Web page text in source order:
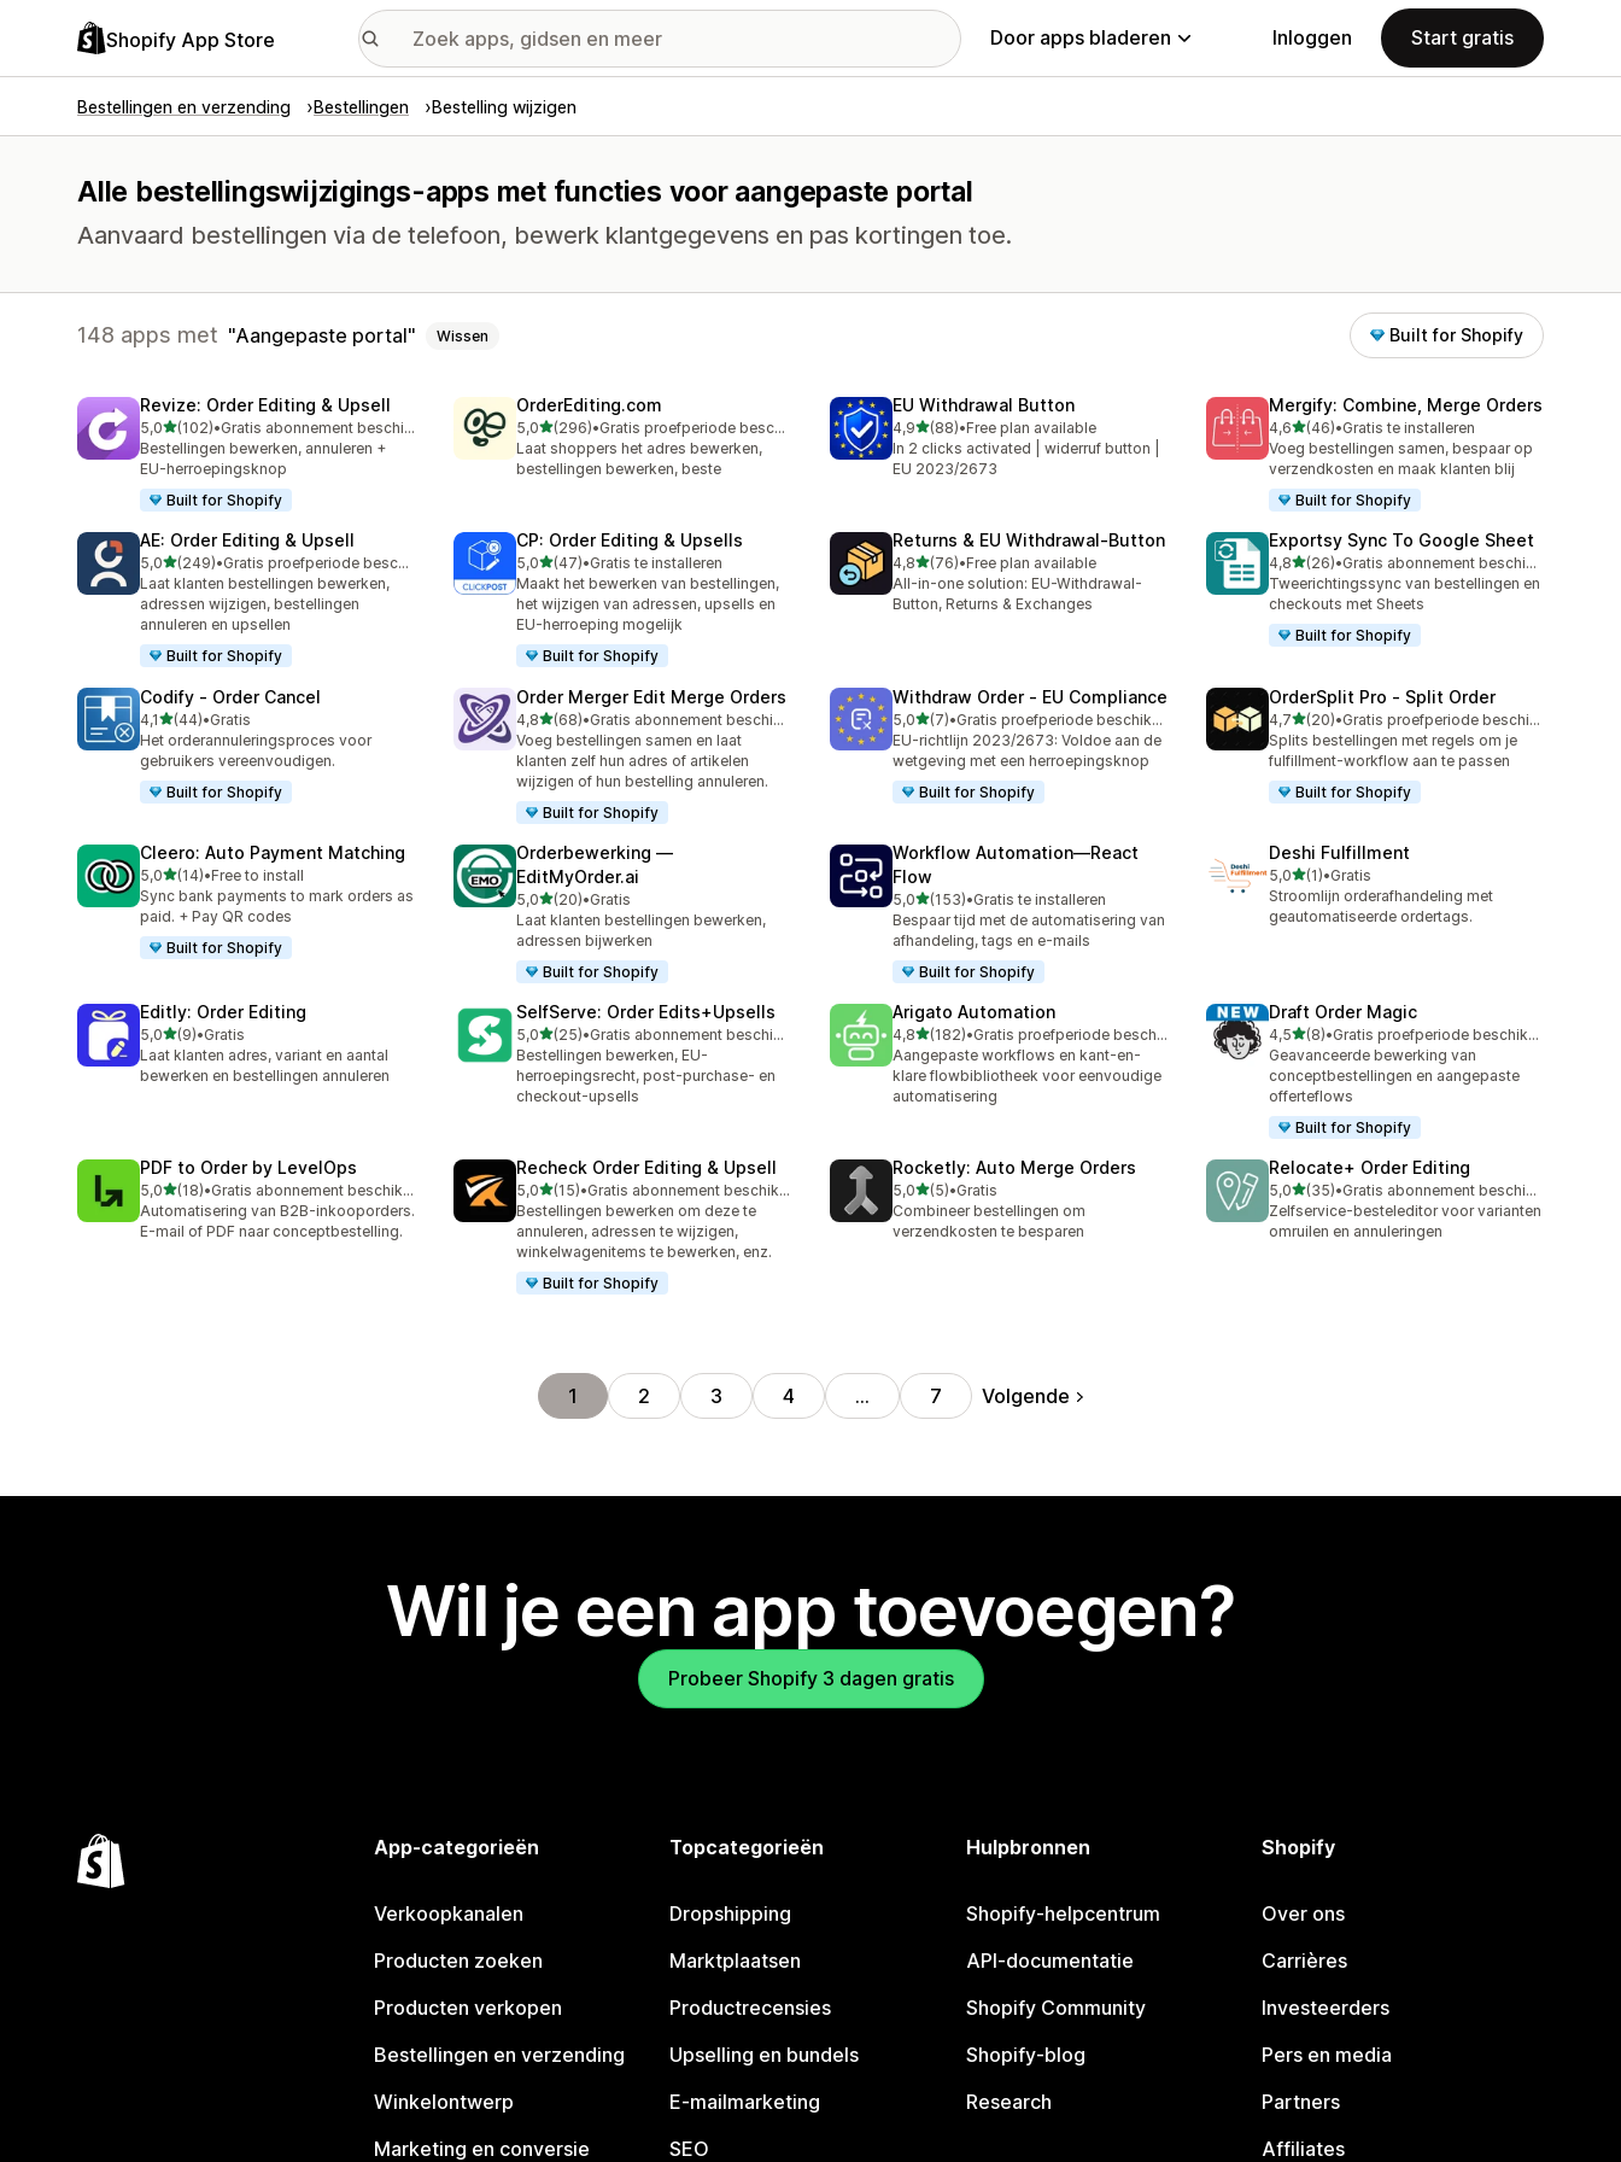
Shopify App Store Door apps bladeren Inloggen Start gratis
Bestellingen en verzending Bestellingen Bestelling wijzigen
Alle bestellingswijzigings-apps met functies voor aangepaste portal
Aanvaard bestellingen via de telefoon, bewerk klantgegevens en pas kortingen toe.
148 apps met Aangepaste portal Wissen Built for Shopify
Revize: Order Editing & Upsell
5,0van 5 sterren
(102)
102 recensies in totaal
•
Gratis abonnement beschikbaar
Bestellingen bewerken, annuleren +
EU-herroepingsknop
Built for Shopify
OrderEditing.com
5,0van 5 sterren
(296)
296 recensies in totaal
•
Gratis proefperiode beschikbaar
Laat shoppers het adres bewerken,
bestellingen bewerken, beste
EU Withdrawal Button
4,9van 5 sterren
(88)
88 recensies in totaal
•Free plan available
In 2 clicks activated | widerruf button |
EU 2023/2673
Mergify: Combine, Merge Orders
4,6van 5 sterren
(46)
46 recensies in totaal
•Gratis te installeren
Voeg bestellingen samen, bespaar op
verzendkosten en maak klanten blij
Built for Shopify
AE: Order Editing & Upsell
5,0van 5 sterren
(249)
249 recensies in totaal
•
Gratis proefperiode beschikbaar
Laat klanten bestellingen bewerken,
adressen wijzigen, bestellingen
annuleren en upsellen
Built for Shopify
CP: Order Editing & Upsells
5,0van 5 sterren
(47)
47 recensies in totaal
•Gratis te installeren
Maakt het bewerken van bestellingen,
het wijzigen van adressen, upsells en
EU-herroeping mogelijk
Built for Shopify
Returns & EU Withdrawal‑Button
4,8van 5 sterren
(76)
76 recensies in totaal
•Free plan available
All-in-one solution: EU-Withdrawal-
Button, Returns & Exchanges
Exportsy Sync To Google Sheet
4,8van 5 sterren
(26)
26 recensies in totaal
•
Gratis abonnement beschikbaar
Tweerichtingssync van bestellingen en
checkouts met Sheets
Built for Shopify
Codify ‑ Order Cancel
4,1van 5 sterren
(44)
44 recensies in totaal
•Gratis
Het orderannuleringsproces voor
gebruikers vereenvoudigen.
Built for Shopify
Order Merger Edit Merge Orders
4,8van 5 sterren
(68)
68 recensies in totaal
•
Gratis abonnement beschikbaar
Voeg bestellingen samen en laat
klanten zelf hun adres of artikelen
wijzigen of hun bestelling annuleren.
Built for Shopify
Withdraw Order ‑ EU Compliance
5,0van 5 sterren
(7)
7 recensies in totaal
•
Gratis proefperiode beschikbaar
EU-richtlijn 2023/2673: Voldoe aan de
wetgeving met een herroepingsknop
Built for Shopify
OrderSplit Pro ‑ Split Order
4,7van 5 sterren
(20)
20 recensies in totaal
•
Gratis proefperiode beschikbaar
Splits bestellingen met regels om je
fulfillment-workflow aan te passen
Built for Shopify
Cleero: Auto Payment Matching
5,0van 5 sterren
(14)
14 recensies in totaal
•Free to install
Sync bank payments to mark orders as
paid. + Pay QR codes
Built for Shopify
Orderbewerking —
EditMyOrder.ai
5,0van 5 sterren
(20)
20 recensies in totaal
•Gratis
Laat klanten bestellingen bewerken,
adressen bijwerken
Built for Shopify
Workflow Automation—React
Flow
5,0van 5 sterren
(153)
153 recensies in totaal
•Gratis te installeren
Bespaar tijd met de automatisering van
afhandeling, tags en e-mails
Built for Shopify
Deshi Fulfillment
5,0van 5 sterren
(1)
1 recensies in totaal
•Gratis
Stroomlijn orderafhandeling met
geautomatiseerde ordertags.
Editly: Order Editing
5,0van 5 sterren
(9)
9 recensies in totaal
•Gratis
Laat klanten adres, variant en aantal
bewerken en bestellingen annuleren
SelfServe: Order Edits+Upsells
5,0van 5 sterren
(25)
25 recensies in totaal
•
Gratis abonnement beschikbaar
Bestellingen bewerken, EU-
herroepingsrecht, post-purchase- en
checkout-upsells
Arigato Automation
4,8van 5 sterren
(182)
182 recensies in totaal
•
Gratis proefperiode beschikbaar
Aangepaste workflows en kant-en-
klare flowbibliotheek voor eenvoudige
automatisering
Draft Order Magic
4,5van 5 sterren
(8)
8 recensies in totaal
•
Gratis proefperiode beschikbaar
Geavanceerde bewerking van
conceptbestellingen en aangepaste
offerteflows
Built for Shopify
PDF to Order by LevelOps
5,0van 5 sterren
(18)
18 recensies in totaal
•
Gratis abonnement beschikbaar
Automatisering van B2B-inkooporders.
E-mail of PDF naar conceptbestelling.
Recheck Order Editing & Upsell
5,0van 5 sterren
(15)
15 recensies in totaal
•
Gratis abonnement beschikbaar
Bestellingen bewerken om deze te
annuleren, adressen te wijzigen,
winkelwagenitems te bewerken, enz.
Built for Shopify
Rocketly: Auto Merge Orders
5,0van 5 sterren
(5)
5 recensies in totaal
•Gratis
Combineer bestellingen om
verzendkosten te besparen
Relocate+ Order Editing
5,0van 5 sterren
(35)
35 recensies in totaal
•
Gratis abonnement beschikbaar
Zelfservice-besteleditor voor varianten
omruilen en annuleringen
1 2 3 4 … 7 Volgende
Wil je een app toevoegen?
Probeer Shopify 3 dagen gratis
App-categorieën
Verkoopkanalen
Producten zoeken
Producten verkopen
Bestellingen en verzending
Winkelontwerp
Marketing en conversie
Topcategorieën
Dropshipping
Marktplaatsen
Productrecensies
Upselling en bundels
E-mailmarketing
SEO
Hulpbronnen
Shopify-helpcentrum
API-documentatie
Shopify Community
Shopify-blog
Research
Shopify
Over ons
Carrières
Investeerders
Pers en media
Partners
Affiliates